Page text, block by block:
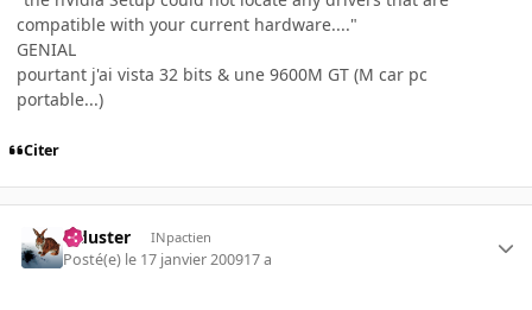
compatible with your current hardware...."
GENIAL
pourtant j'ai vista 32 bits & une 9600M GT (M car pc
portable...)
Citer
Tiduster INpactien
Posté(e) le 17 janvier 200917 a